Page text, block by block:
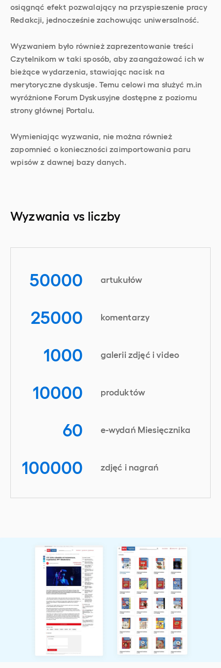
osiągnąć efekt pozwalający na przyspieszenie pracy
Redakcji, jednocześnie zachowując uniwersalność.
Wyzwaniem było również zaprezentowanie treści
Czytelnikom w taki sposób, aby zaangażować ich w
bieżące wydarzenia, stawiając nacisk na
merytoryczne dyskusje. Temu celowi ma służyć m.in
wyróżnione Forum Dyskusyjne dostępne z poziomu
strony głównej Portalu.
Wymieniając wyzwania, nie można również
zapomnieć o konieczności zaimportowania paru
wpisów z dawnej bazy danych.
Wyzwania vs liczby
50000 artukułów
25000 komentarzy
1000 galerii zdjęć i video
10000 produktów
60 e-wydań Miesięcznika
100000 zdjęć i nagrań